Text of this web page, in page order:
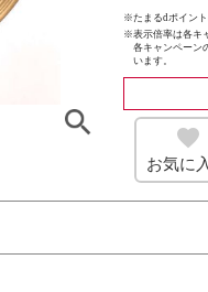
※たまるdポイント
※表示倍率は各キ
各キャンペーン
います。
お気に